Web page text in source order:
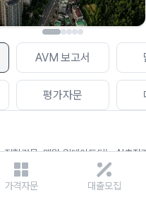
AVM 보고서
평가자문
집합건물, 매월 업데이트되는 AI추정
가격자문 대출모집